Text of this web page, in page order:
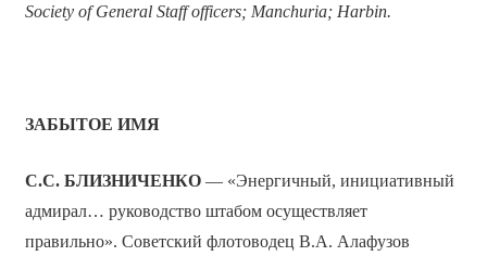
Society of General Staff officers; Manchuria; Harbin.
ЗАБЫТОЕ ИМЯ
С.С. БЛИЗНИЧЕНКО— «Энергичный, инициативный
адмирал… руководство штабом осуществляет
правильно». Советский флотоводец В.А. Алафузов